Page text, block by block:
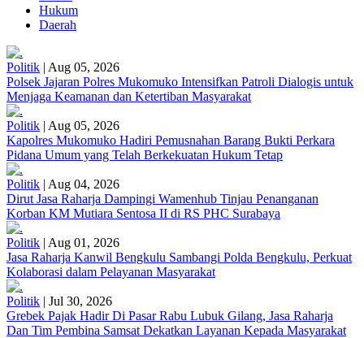
Hukum
Daerah
Politik | Aug 05, 2026
Polsek Jajaran Polres Mukomuko Intensifkan Patroli Dialogis untuk
Menjaga Keamanan dan Ketertiban Masyarakat
Politik | Aug 05, 2026
Kapolres Mukomuko Hadiri Pemusnahan Barang Bukti Perkara
Pidana Umum yang Telah Berkekuatan Hukum Tetap
Politik | Aug 04, 2026
Dirut Jasa Raharja Dampingi Wamenhub Tinjau Penanganan
Korban KM Mutiara Sentosa II di RS PHC Surabaya
Politik | Aug 01, 2026
Jasa Raharja Kanwil Bengkulu Sambangi Polda Bengkulu, Perkuat
Kolaborasi dalam Pelayanan Masyarakat
Politik | Jul 30, 2026
Grebek Pajak Hadir Di Pasar Rabu Lubuk Gilang, Jasa Raharja
Dan Tim Pembina Samsat Dekatkan Layanan Kepada Masyarakat